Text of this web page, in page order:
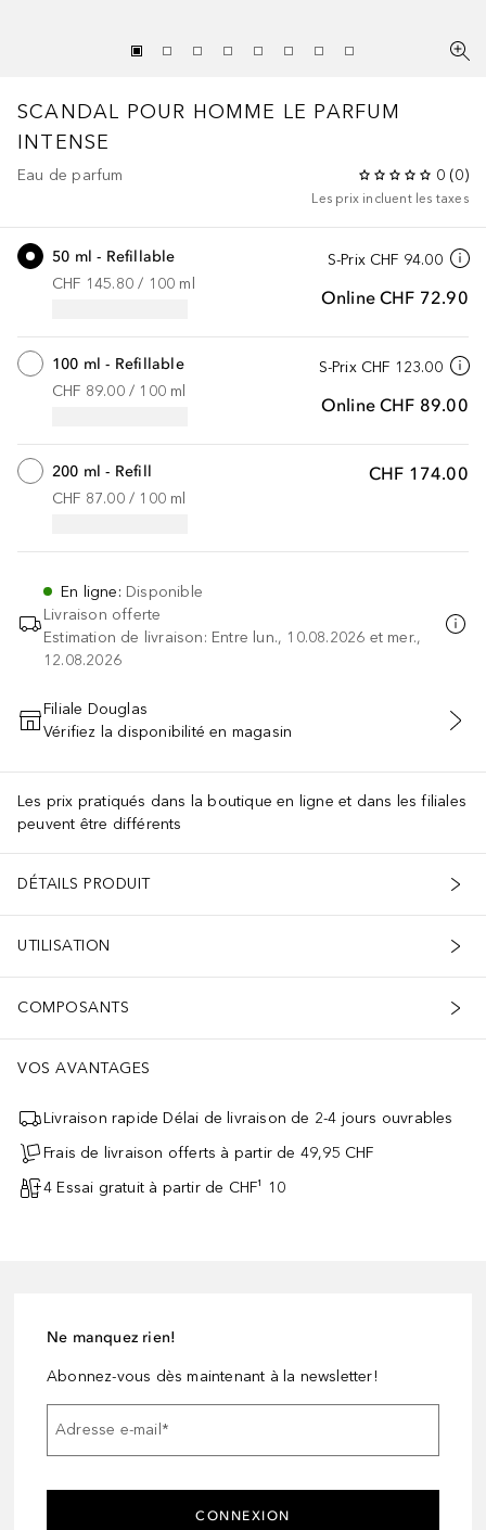
SCANDAL POUR HOMME LE PARFUM
INTENSE
Eau de parfum 0 (0)
Les prix incluent les taxes
S-Prix CHF 94.00
Online CHF 72.90
50 ml - Refillable
CHF 145.80 / 100 ml
S-Prix CHF 123.00
Online CHF 89.00
100 ml - Refillable
CHF 89.00 / 100 ml
CHF 174.00
200 ml - Refill
CHF 87.00 / 100 ml
En ligne: Disponible
Livraison offerte
Estimation de livraison: Entre lun., 10.08.2026 et mer.,
12.08.2026
AJOUTER AU PANIER
Filiale Douglas
Vérifiez la disponibilité en magasin
Les prix pratiqués dans la boutique en ligne et dans les filiales
peuvent être différents
DÉTAILS PRODUIT
UTILISATION
COMPOSANTS
VOS AVANTAGES
Livraison rapide Délai de livraison de 2-4 jours ouvrables
Frais de livraison offerts à partir de 49,95 CHF
4 Essai gratuit à partir de CHF¹ 10
Ne manquez rien!
Abonnez-vous dès maintenant à la newsletter!
Adresse e-mail*
CONNEXION